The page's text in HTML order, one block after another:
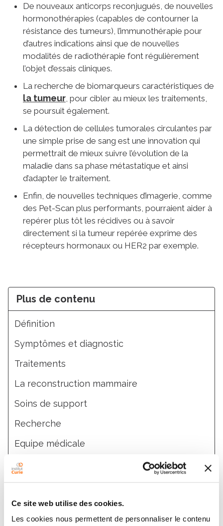
Ce site web utilise des cookies.
Les cookies nous permettent de personnaliser le contenu
De nouveaux anticorps reconjugués, de nouvelles
hormonothérapies (capables de contourner la
résistance des tumeurs), l’immunothérapie pour
d’autres indications ainsi que de nouvelles
modalités de radiothérapie font régulièrement
l’objet d’essais cliniques.
La recherche de biomarqueurs caractéristiques de
la tumeur , pour cibler au mieux les traitements,
se poursuit également.
La détection de cellules tumorales circulantes par
une simple prise de sang est une innovation qui
permettrait de mieux suivre l’évolution de la
maladie dans sa phase métastatique et ainsi
d’adapter le traitement.
Enfin, de nouvelles techniques d’imagerie, comme
des Pet-Scan plus performants, pourraient aider à
repérer plus tôt les récidives ou à savoir
directement si la tumeur repérée exprime des
récepteurs hormonaux ou HER2 par exemple.
Plus de contenu
Définition
Symptômes et diagnostic
Traitements
La reconstruction mammaire
Soins de support
Recherche
Equipe médicale
Essais cliniques